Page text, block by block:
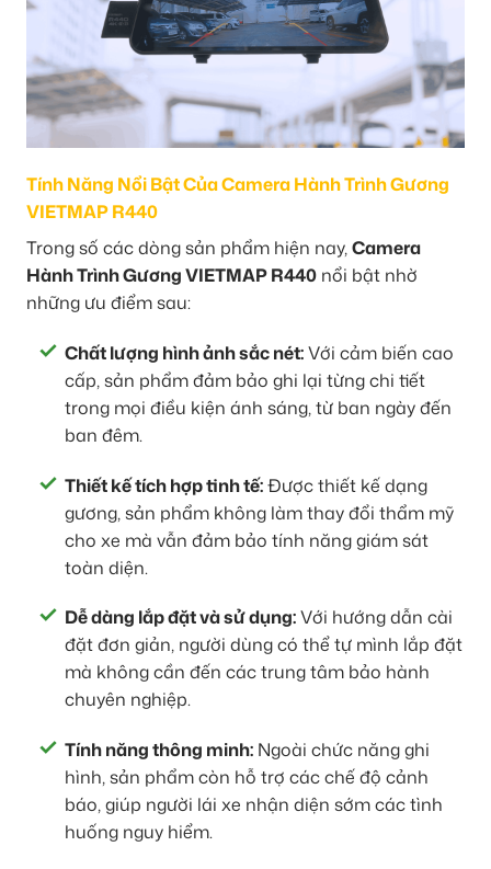
Tính Năng Nổi Bật Của Camera Hành Trình Gương
VIETMAP R440
Trong số các dòng sản phẩm hiện nay,Camera
Hành Trình Gương VIETMAP R440 nổi bật nhờ
những ưu điểm sau:
Chất lượng hình ảnh sắc nét:Với cảm biến cao
cấp, sản phẩm đảm bảo ghi lại từng chi tiết
trong mọi điều kiện ánh sáng, từ ban ngày đến
ban đêm.
Thiết kế tích hợp tinh tế:Được thiết kế dạng
gương, sản phẩm không làm thay đổi thẩm mỹ
cho xe mà vẫn đảm bảo tính năng giám sát
toàn diện.
Dễ dàng lắp đặt và sử dụng:Với hướng dẫn cài
đặt đơn giản, người dùng có thể tự mình lắp đặt
mà không cần đến các trung tâm bảo hành
chuyên nghiệp.
Tính năng thông minh: Ngoài chức năng ghi
hình, sản phẩm còn hỗ trợ các chế độ cảnh
báo, giúp người lái xe nhận diện sớm các tình
huống nguy hiểm.